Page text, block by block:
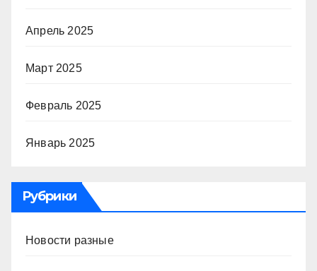
Апрель 2025
Март 2025
Февраль 2025
Январь 2025
Рубрики
Новости разные